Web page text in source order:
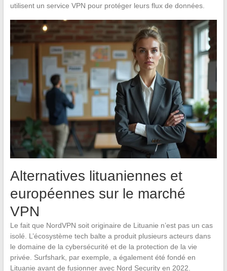
utilisent un service VPN pour protéger leurs flux de données.
Alternatives lituaniennes et
européennes sur le marché
VPN
Le fait que NordVPN soit originaire de Lituanie n’est pas un cas
isolé. L’écosystème tech balte a produit plusieurs acteurs dans
le domaine de la cybersécurité et de la protection de la vie
privée. Surfshark, par exemple, a également été fondé en
Lituanie avant de fusionner avec Nord Security en 2022.